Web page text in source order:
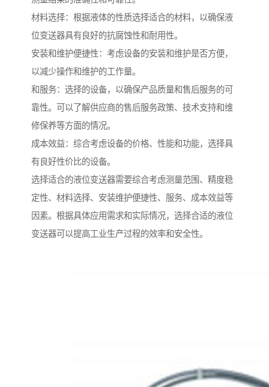
材料选择：根据液体的性质选择适合的材料，以确保液
位变送器具有良好的抗腐蚀性和耐用性。
安装和维护便捷性：考虑设备的安装和维护是否方便，
以减少操作和维护的工作量。
和服务：选择的设备，以确保产品质量和售后服务的可
靠性。可以了解供应商的售后服务政策、技术支持和维
修保养等方面的情况。
成本效益：综合考虑设备的价格、性能和功能，选择具
有良好性价比的设备。
选择适合的液位变送器需要综合考虑测量范围、精度稳
定性、材料选择、安装维护便捷性、服务、成本效益等
因素。根据具体应用需求和实际情况，选择合适的液位
变送器可以提高工业生产过程的效率和安全性。